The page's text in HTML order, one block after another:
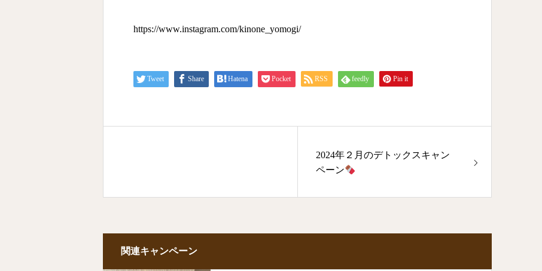
https://www.instagram.com/kinone_yomogi/
Tweet Share Hatena Pocket RSS feedly Pin it
2024年２月のデトックスキャン
ペーン
関連キャンペーン